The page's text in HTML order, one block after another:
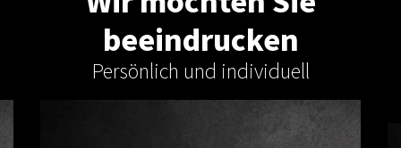
beeindrucken
Persönlich und individuell